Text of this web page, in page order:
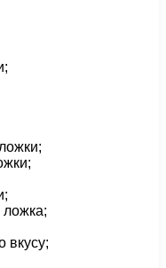
ложка;
вкусу;